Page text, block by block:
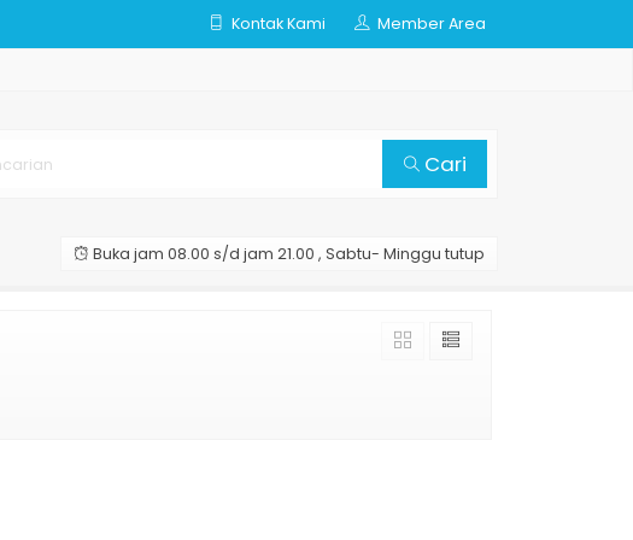
Kontak Kami Member Area
Cari
Buka jam 08.00 s/d jam 21.00 , Sabtu- Minggu tutup